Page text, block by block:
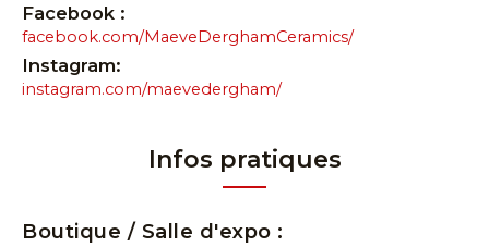
Facebook :
facebook.com/MaeveDerghamCeramics/
Instagram:
instagram.com/maevedergham/
Infos pratiques
Boutique / Salle d'expo :